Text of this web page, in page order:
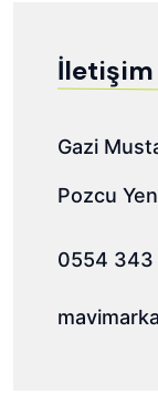
Gazi
Pozcu
0554 343